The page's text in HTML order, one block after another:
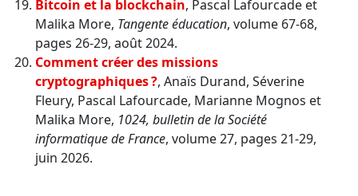
Bitcoin et la blockchain, Pascal Lafourcade et
Malika More, Tangente éducation, volume 67-68,
pages 26-29, août 2024.
Comment créer des missions
cryptographiques ?, Anaïs Durand, Séverine
Fleury, Pascal Lafourcade, Marianne Mognos et
Malika More, 1024, bulletin de la Société
informatique de France, volume 27, pages 21-29,
juin 2026.